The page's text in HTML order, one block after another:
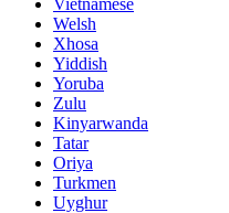
Vietnamese
Welsh
Xhosa
Yiddish
Yoruba
Zulu
Kinyarwanda
Tatar
Oriya
Turkmen
Uyghur